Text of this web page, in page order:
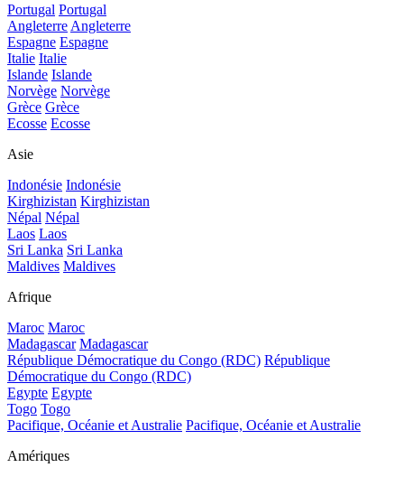
Portugal Portugal
Angleterre Angleterre
Espagne Espagne
Italie Italie
Islande Islande
Norvège Norvège
Grèce Grèce
Ecosse Ecosse
Asie
Indonésie Indonésie
Kirghizistan Kirghizistan
Népal Népal
Laos Laos
Sri Lanka Sri Lanka
Maldives Maldives
Afrique
Maroc Maroc
Madagascar Madagascar
République Démocratique du Congo (RDC) République
Démocratique du Congo (RDC)
Egypte Egypte
Togo Togo
Pacifique, Océanie et Australie Pacifique, Océanie et Australie
Amériques